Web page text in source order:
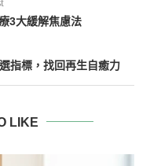
3大緩解焦慮法
指標，找回再生自癒力
LIKE